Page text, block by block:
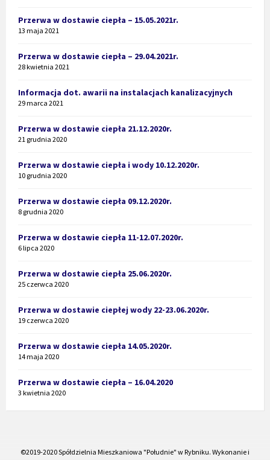
Przerwa w dostawie ciepła – 15.05.2021r.
13 maja 2021
Przerwa w dostawie ciepła – 29.04.2021r.
28 kwietnia 2021
Informacja dot. awarii na instalacjach kanalizacyjnych
29 marca 2021
Przerwa w dostawie ciepła 21.12.2020r.
21 grudnia 2020
Przerwa w dostawie ciepła i wody 10.12.2020r.
10 grudnia 2020
Przerwa w dostawie ciepła 09.12.2020r.
8 grudnia 2020
Przerwa w dostawie ciepła 11-12.07.2020r.
6 lipca 2020
Przerwa w dostawie ciepła 25.06.2020r.
25 czerwca 2020
Przerwa w dostawie ciepłej wody 22-23.06.2020r.
19 czerwca 2020
Przerwa w dostawie ciepła 14.05.2020r.
14 maja 2020
Przerwa w dostawie ciepła – 16.04.2020
3 kwietnia 2020
©2019-2020 Spółdzielnia Mieszkaniowa "Południe" w Rybniku. Wykonanie i